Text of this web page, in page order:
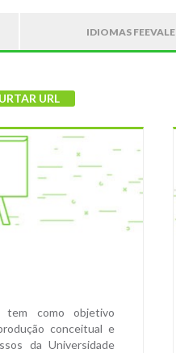
IDIOMAS FEEVALE
URL
tem como objetivo
conceitual e
da Universidade